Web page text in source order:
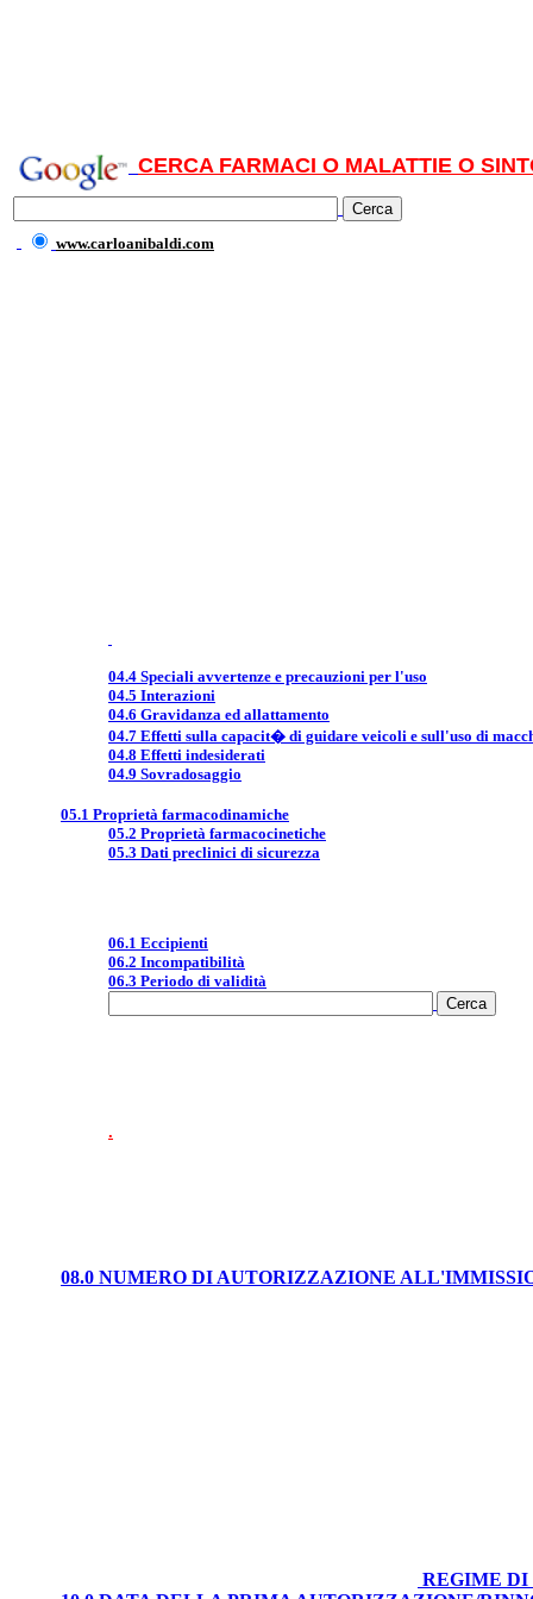
CERCA FARMACI O MALATTIE O
www.carloanibaldi.com
04.4 Speciali avvertenze e precauzioni per l'uso
04.5 Interazioni
04.6 Gravidanza ed allattamento
04.7 Effetti sulla capacit� di guidare veicoli e sull'uso di
04.8 Effetti indesiderati
04.9 Sovradosaggio
05.1 Proprietà farmacodinamiche
05.2 Proprietà farmacocinetiche
05.3 Dati preclinici di sicurezza
06.1 Eccipienti
06.2 Incompatibilità
06.3 Periodo di validità
.
08.0 NUMERO DI AUTORIZZAZIONE
REGIME DI